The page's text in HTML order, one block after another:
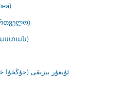
ئۇيغۇر يېزىقى (جۇڭخۇا